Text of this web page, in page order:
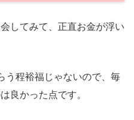
してみて、正直お金が浮い
う程裕福じゃないので、毎
良かった点です。